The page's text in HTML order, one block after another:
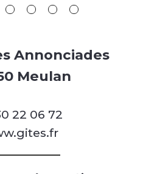
Annonciades
Meulan
22 06 72